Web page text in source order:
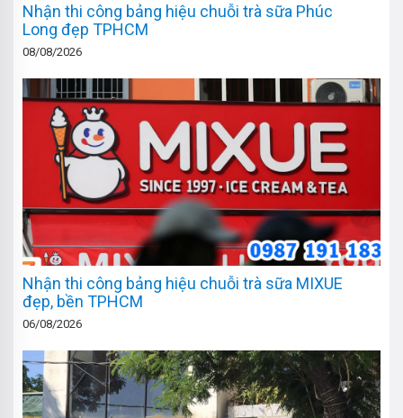
Nhận thi công bảng hiệu chuỗi trà sữa Phúc
Long đẹp TPHCM
08/08/2026
Nhận thi công bảng hiệu chuỗi trà sữa MIXUE
đẹp, bền TPHCM
06/08/2026